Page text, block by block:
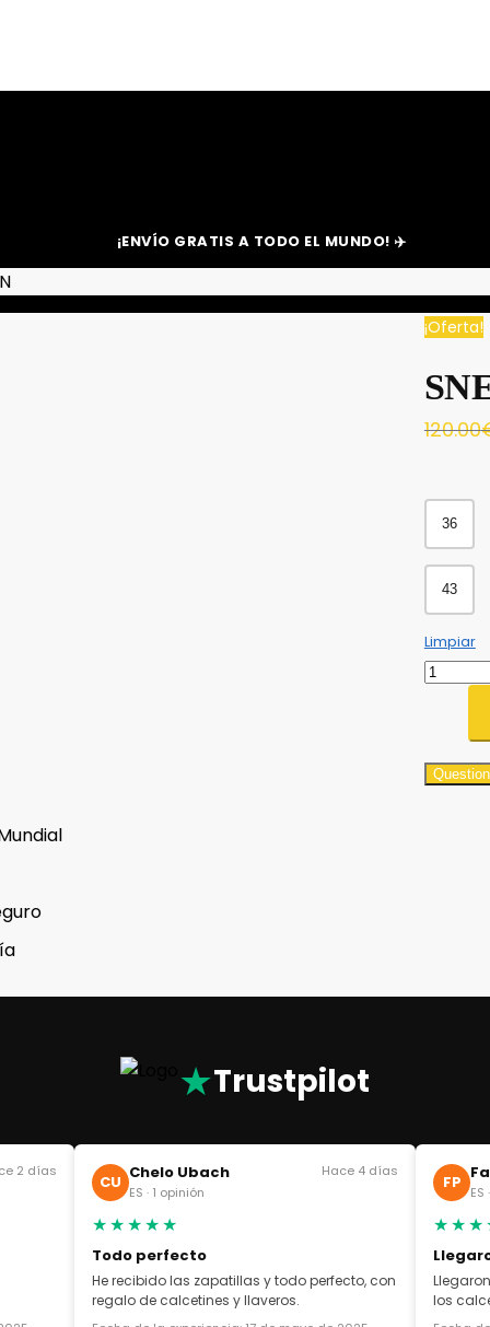
¡ENVÍO GRATIS A TODO EL MUNDO! ✈️
¡Oferta!
120.00
36
43
Limpiar
★Trustpilot
2 días
CU Chelo Ubach
ES · 1 opinión
Hace 4 días
★★★★★
Todo perfecto
He recibido las zapatillas y todo perfecto, con
regalo de calcetines y llaveros.
FP
ES
los